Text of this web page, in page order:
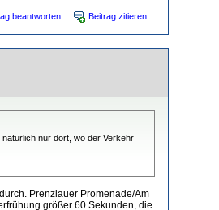
beantworten Beitrag zitieren
nur dort, wo der Verkehr
Prenzlauer Promenade/Am
größer 60 Sekunden, die